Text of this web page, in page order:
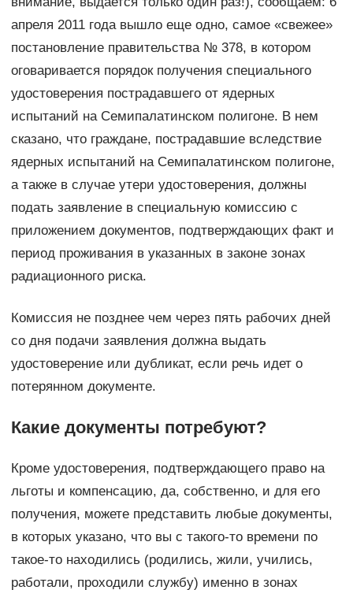
апреля 2011 года вышло еще одно, самое «свежее»
постановление правительства № 378, в котором
оговаривается порядок получения специального
удостоверения пострадавшего от ядерных
испытаний на Семипалатинском полигоне. В нем
сказано, что граждане, пострадавшие вследствие
ядерных испытаний на Семипалатинском полигоне,
а также в случае утери удостоверения, должны
подать заявление в специальную комиссию с
приложением документов, подтверждающих факт и
период проживания в указанных в законе зонах
радиационного риска.
Комиссия не позднее чем через пять рабочих дней
со дня подачи заявления должна выдать
удостоверение или дубликат, если речь идет о
потерянном документе.
Какие документы потребуют?
Кроме удостоверения, подтверждающего право на
льготы и компенсацию, да, собственно, и для его
получения, можете представить любые документы,
в которых указано, что вы с такого-то времени по
такое-то находились (родились, жили, учились,
работали, проходили службу) именно в зонах